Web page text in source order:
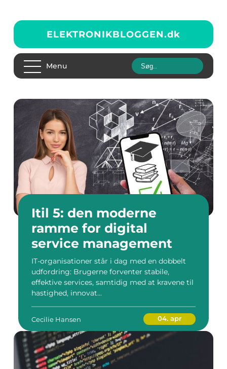
ELEKTRONIKBLOGGEN.dk
Menu
Itil 5: den moderne
ramme for digital
service management
IT-organisationer står i dag med en dobbelt
udfordring: Brugerne forventer stabile,
effektive services, samtidig med at kravene til
hastighed, innovat...
Cecilie Hansen 04. apr